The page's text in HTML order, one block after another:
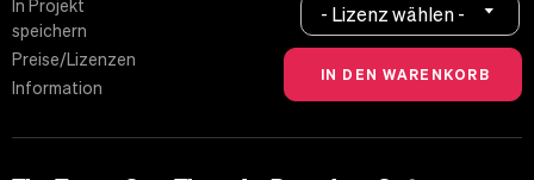
In Projekt
speichern
Preise/Lizenzen
Information
- Lizenz wählen -